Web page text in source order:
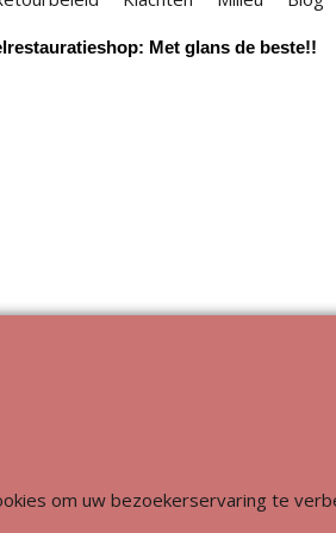
Met glans de beste!!
om uw bezoekerservaring te